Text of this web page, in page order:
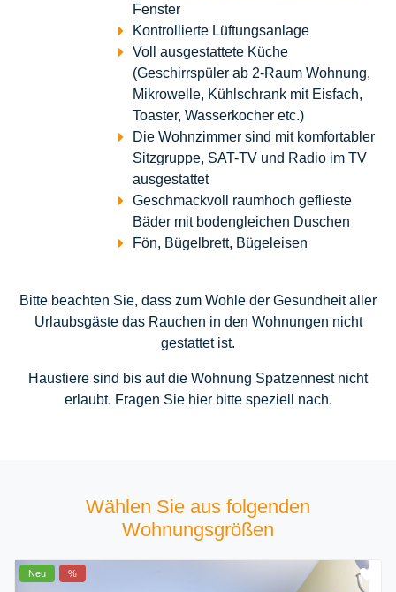
Fenster
Kontrollierte Lüftungsanlage
Voll ausgestattete Küche
(Geschirrspüler ab 2-Raum Wohnung,
Mikrowelle, Kühlschrank mit Eisfach,
Toaster, Wasserkocher etc.)
Die Wohnzimmer sind mit komfortabler
Sitzgruppe, SAT-TV und Radio im TV
ausgestattet
Geschmackvoll raumhoch geflieste
Bäder mit bodengleichen Duschen
Fön, Bügelbrett, Bügeleisen
Bitte beachten Sie, dass zum Wohle der Gesundheit aller
Urlaubsgäste das Rauchen in den Wohnungen nicht
gestattet ist.
Haustiere sind bis auf die Wohnung Spatzennest nicht
erlaubt. Fragen Sie hier bitte speziell nach.
Wählen Sie aus folgenden
Wohnungsgrößen
Neu %